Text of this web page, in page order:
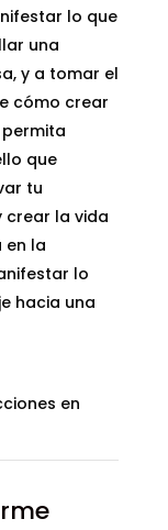
lo que
una
y a tomar el
cómo crear
que
tu
crear la vida
en la
lo
hacia una
en